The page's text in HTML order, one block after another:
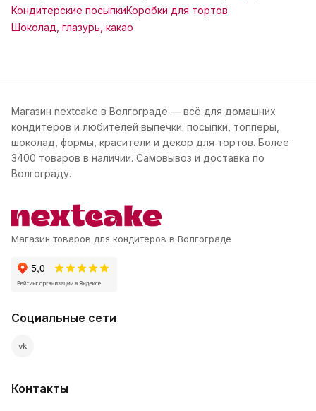
Кондитерские посыпкиКоробки для тортов
Шоколад, глазурь, какао
Магазин nextcake в Волгограде — всё для домашних
кондитеров и любителей выпечки: посыпки, топперы,
шоколад, формы, красители и декор для тортов. Более
3400 товаров в наличии. Самовывоз и доставка по
Волгограду.
Магазин товаров для кондитеров в Волгограде
Социальные сети
vk
Контакты